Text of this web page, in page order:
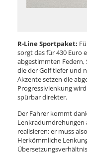
R-Line Sportpaket:
sorgt das für 430 Euro
abgestimmten
die der Golf tiefer und
Akzente setzen die
Progressivlenkung
spürbar direkter.
Der Fahrer kommt
Lenkradumdrehungen
realisieren; er muss
Herkömmliche